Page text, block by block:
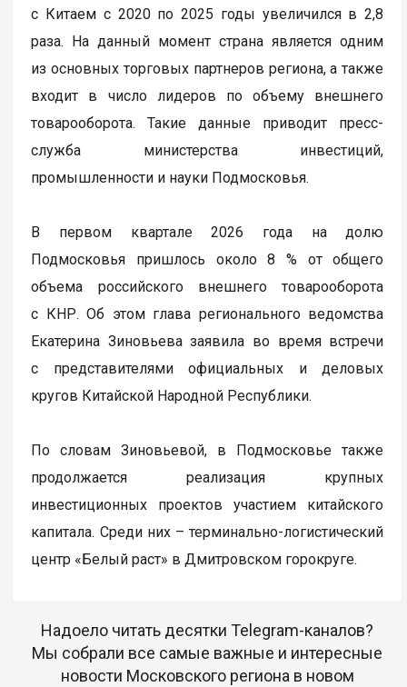
с Китаем с 2020 по 2025 годы увеличился в 2,8
раза. На данный момент страна является одним
из основных торговых партнеров региона, а также
входит в число лидеров по объему внешнего
товарооборота. Такие данные приводит пресс-
служба министерства инвестиций,
промышленности и науки Подмосковья.
В первом квартале 2026 года на долю
Подмосковья пришлось около 8 % от общего
объема российского внешнего товарооборота
с КНР. Об этом глава регионального ведомства
Екатерина Зиновьева заявила во время встречи
с представителями официальных и деловых
кругов Китайской Народной Республики.
По словам Зиновьевой, в Подмосковье также
продолжается реализация крупных
инвестиционных проектов участием китайского
капитала. Среди них – терминально-логистический
центр «Белый раст» в Дмитровском горокруге.
Надоело читать десятки Telegram-каналов?
Мы собрали все самые важные и интересные
новости Московского региона в новом